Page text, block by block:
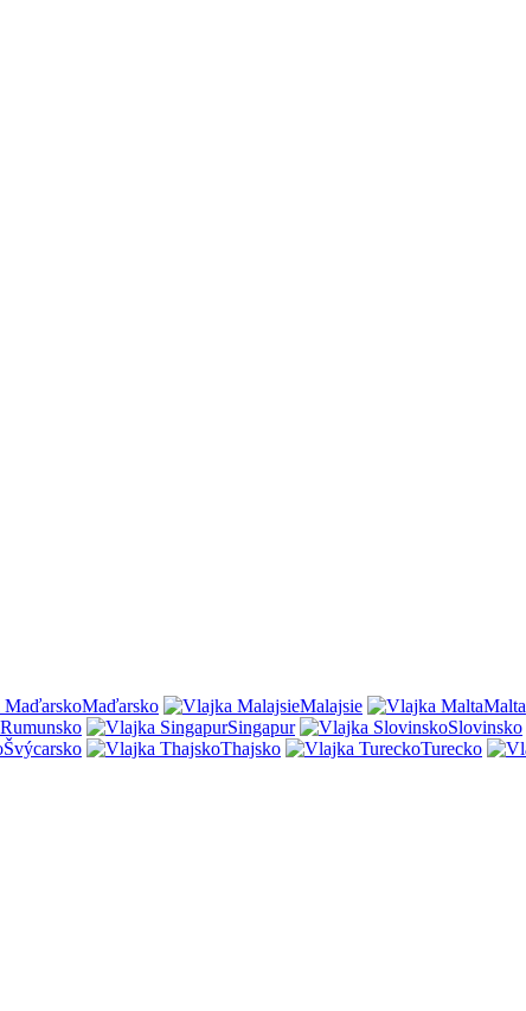
Maďarsko Malajsie Malta
Rumunsko Singapur Slovinsko
Švýcarsko Thajsko Turecko